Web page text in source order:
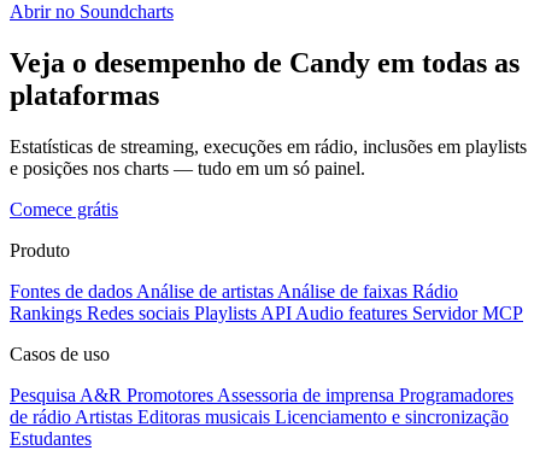
Abrir no Soundcharts
Veja o desempenho de Candy em todas as
plataformas
Estatísticas de streaming, execuções em rádio, inclusões em playlists
e posições nos charts — tudo em um só painel.
Comece grátis
Produto
Fontes de dados Análise de artistas Análise de faixas Rádio
Rankings Redes sociais Playlists API Audio features Servidor MCP
Casos de uso
Pesquisa A&R Promotores Assessoria de imprensa Programadores
de rádio Artistas Editoras musicais Licenciamento e sincronização
Estudantes